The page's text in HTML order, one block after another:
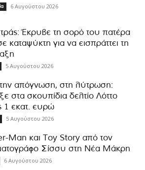
6 Αυγούστου 2026
Έκρυβε τη σορό του πατέρα
καταψύκτη για να εισπράττει τη
5 Αυγούστου 2026
απόγνωση, στη λύτρωση:
στα σκουπίδια δελτίο Λόττο
1 εκατ. ευρώ
5 Αυγούστου 2026
Man και Toy Story από τον
Σίσσυ στη Νέα Μάκρη
6 Αυγούστου 2026